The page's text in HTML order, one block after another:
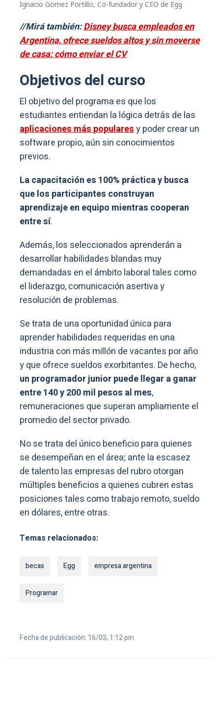
Ignacio Gomez Portillo, Co-fundador y CEO de Egg
//Mirá también:Disney busca empleados en
Argentina, ofrece sueldos altos y sin moverse
de casa: cómo enviar el CV
Objetivos del curso
El objetivo del programa es que los
estudiantes entiendan la lógica detrás de las
aplicaciones más popularesy poder crear un
software propio, aún sin conocimientos
previos.
La capacitación es 100% práctica y busca
que los participantes construyan
aprendizaje en equipo mientras cooperan
entre sí.
Además, los seleccionados aprenderán a
desarrollar habilidades blandas muy
demandadas en el ámbito laboral tales como
el liderazgo, comunicación asertiva y
resolución de problemas.
Se trata de una oportunidad única para
aprender habilidades requeridas en una
industria con más millón de vacantes por año
y que ofrece sueldos exorbitantes. De hecho,
un programador junior puede llegar a ganar
entre 140 y 200 mil pesos al mes,
remuneraciones que superan ampliamente el
promedio del sector privado.
No se trata del único beneficio para quienes
se desempeñan en el área; ante la escasez
de talento las empresas del rubro otorgan
múltiples beneficios a quienes cubren estas
posiciones tales como trabajo remoto, sueldo
en dólares, entre otras.
Temas relacionados:
becas Egg empresa argentina
Programar
Fecha de publicación: 16/03, 1:12 pm